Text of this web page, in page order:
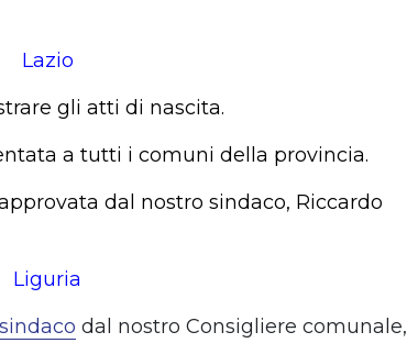
Lazio
gli atti di nascita.
a tutti i comuni della provincia.
dal nostro sindaco, Riccardo
Liguria
dal nostro Consigliere comunale,